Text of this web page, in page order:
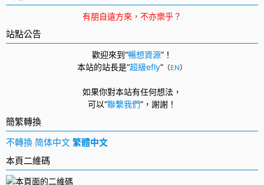
有朋自遠方來，不亦樂乎？
站點公告
歡迎來到“暢想資源”！
本站的站長是“超級efly” （EN）
如果你對本站有任何想法，
可以“聯繫我們”， 謝謝！
簡繁轉換
不轉換 简体中文 繁體中文
本頁二維碼